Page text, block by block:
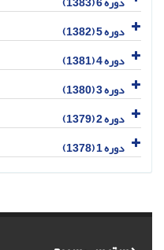
دوره 5 (1382)
دوره 4 (1381)
دوره 3 (1380)
دوره 2 (1379)
دوره 1 (1378)